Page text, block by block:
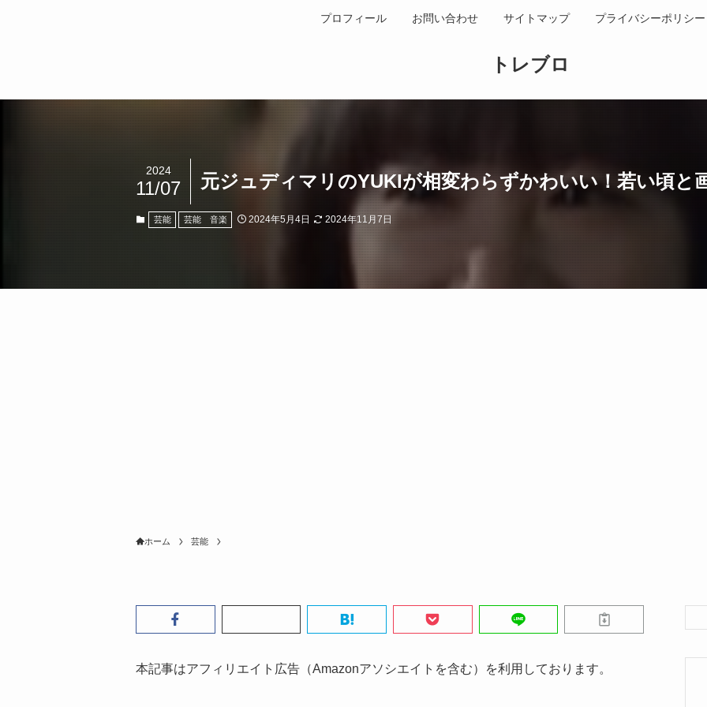
トレブロ
プロフィール お問い合わせ サイトマップ プライバシーポリシー
元ジュディマリのYUKIが相変わらずかわいい！若い頃と
2024
11/07
芸能 芸能 音楽 2024年5月4日 2024年11月7日
ホーム 芸能
本記事はアフィリエイト広告（Amazonアソシエイトを含む）を利用しております。